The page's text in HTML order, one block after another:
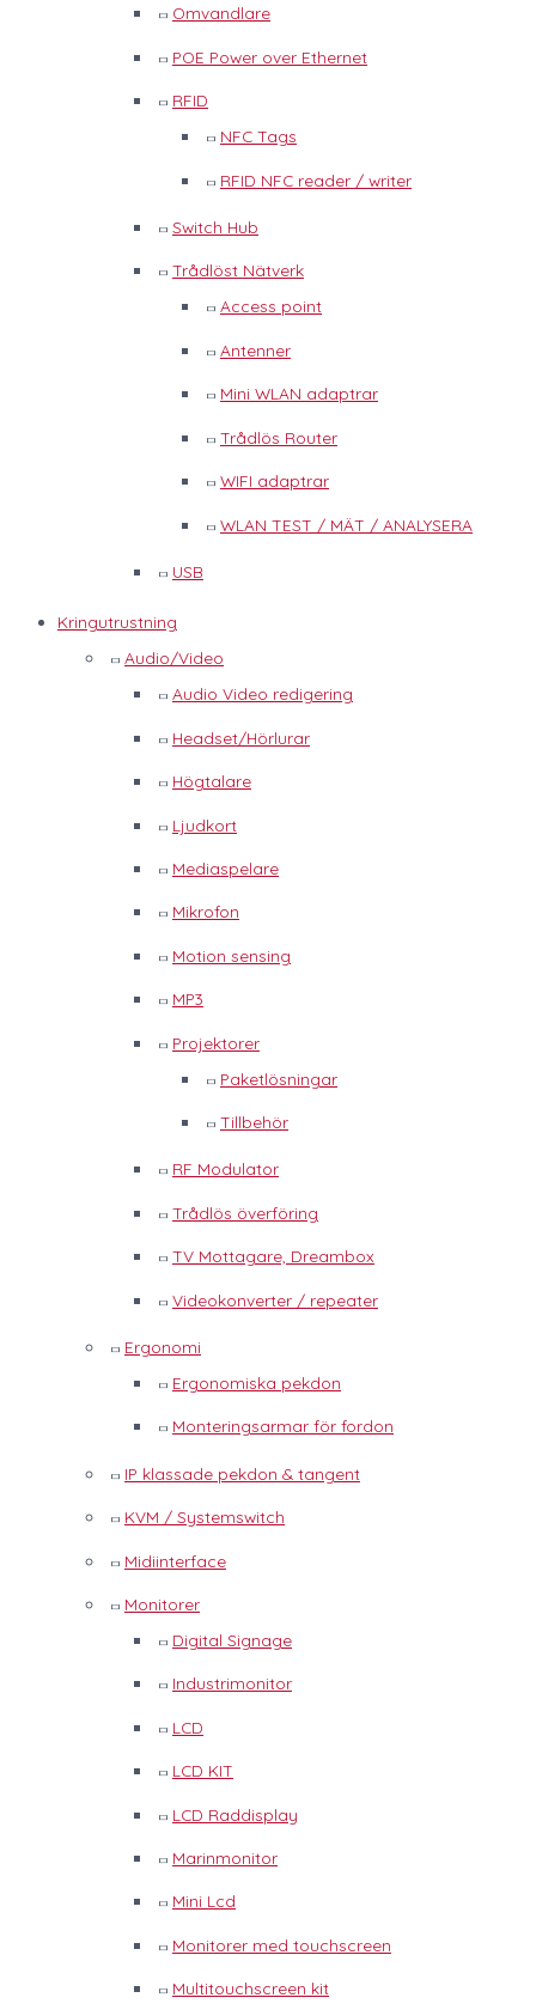
Omvandlare
POE Power over Ethernet
RFID
NFC Tags
RFID NFC reader / writer
Switch Hub
Trådlöst Nätverk
Access point
Antenner
Mini WLAN adaptrar
Trådlös Router
WIFI adaptrar
WLAN TEST / MÄT / ANALYSERA
USB
Kringutrustning
Audio/Video
Audio Video redigering
Headset/Hörlurar
Högtalare
Ljudkort
Mediaspelare
Mikrofon
Motion sensing
MP3
Projektorer
Paketlösningar
Tillbehör
RF Modulator
Trådlös överföring
TV Mottagare, Dreambox
Videokonverter / repeater
Ergonomi
Ergonomiska pekdon
Monteringsarmar för fordon
IP klassade pekdon & tangent
KVM / Systemswitch
Midiinterface
Monitorer
Digital Signage
Industrimonitor
LCD
LCD KIT
LCD Raddisplay
Marinmonitor
Mini Lcd
Monitorer med touchscreen
Multitouchscreen kit